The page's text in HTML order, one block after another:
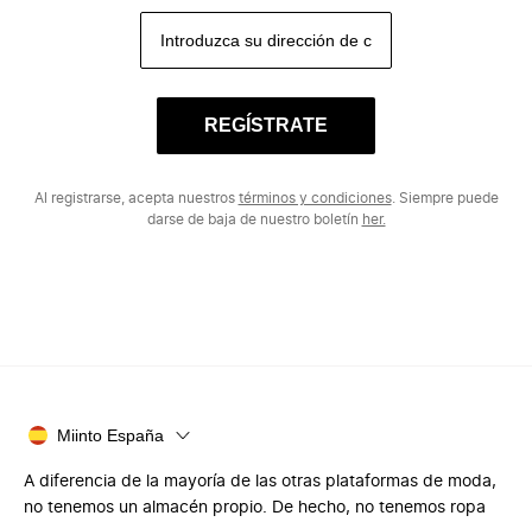
REGÍSTRATE
Al registrarse, acepta nuestros términos y condiciones. Siempre puede
darse de baja de nuestro boletín her.
Miinto España
A diferencia de la mayoría de las otras plataformas de moda,
no tenemos un almacén propio. De hecho, no tenemos ropa